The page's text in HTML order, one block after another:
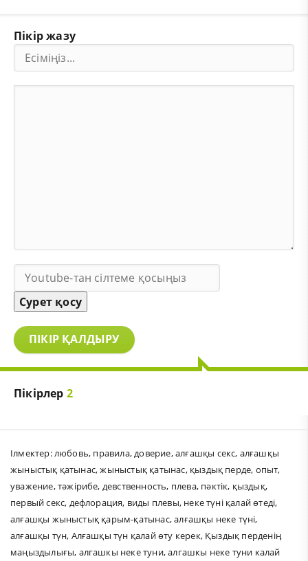
Пікір жазу
Сурет қосу
ПІКІР ҚАЛДЫРУ
Пікірлер 2
Ілмектер: любовь, правила, доверие,алғашқы секс, алғашқы
жыныстық қатынас,жыныстық қатынас, қыздық перде, опыт,
уважение,тәжірибе, девственность, плева, пәктік, қыздық,
первый секс, дефлорация, виды плевы, неке түні қалай өтеді,
алғашқы жыныстық қарым-қатынас,алғашқы неке түні,
алғашқы түн, Алғашқы түн қалай өту керек, Қыздық перденің
маңыздылығы, алгашкы неке туни,алгашкы неке туни калай